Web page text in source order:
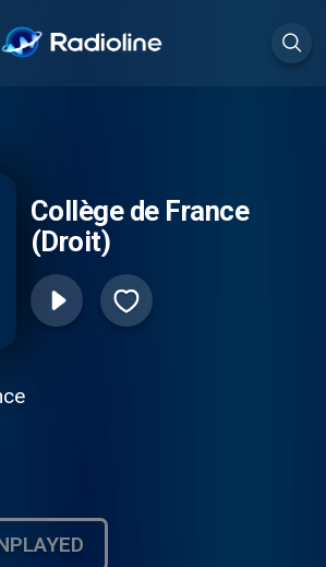
Collège de France
(Droit)